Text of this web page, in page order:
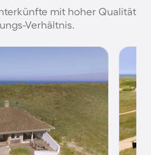
mit hoher Qualität
Verhältnis.